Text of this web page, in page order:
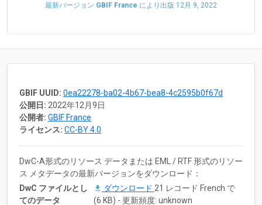
最新バージョン GBIF France により出版 12月 9, 2022
GBIF UUID: 0ea22278-ba02-4b67-bea8-4c2595b0f67d
公開日: 2022年12月9日
公開者: GBIF France
ライセンス: CC-BY 4.0
DwC-A形式のリソース データまたは EML / RTF 形式のリソー
ス メタデータの最新バージョンをダウンロード：
DwC ファイルとし
てのデータ
ダウンロード 21 レコード French で
(6 KB) - 更新頻度: unknown